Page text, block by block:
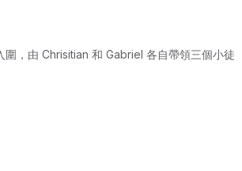
圍，由 Chrisitian 和 Gabriel 各自帶領三個小徒